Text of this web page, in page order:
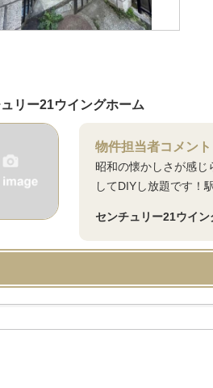
リー21ウイングホーム
物件担当者コメント
昭和の懐かしさが感じ
してDIYし放題です！
センチュリー21ウイン